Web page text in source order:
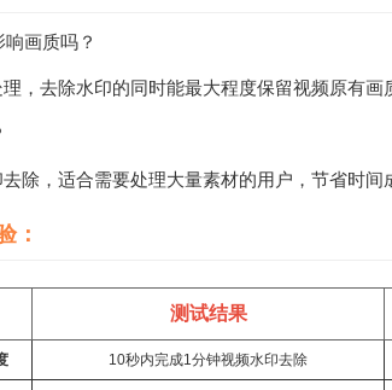
画质吗？
，去除水印的同时能最大程度保留视频原有画
除，适合需要处理大量素材的用户，节省时间
：
测试结果
10秒内完成1分钟视频水印去除